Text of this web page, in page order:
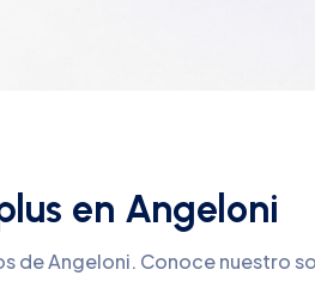
en Angeloni
de Angeloni. Conoce nuestro